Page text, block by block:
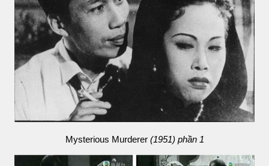
Mysterious Murderer (1951) phần 1